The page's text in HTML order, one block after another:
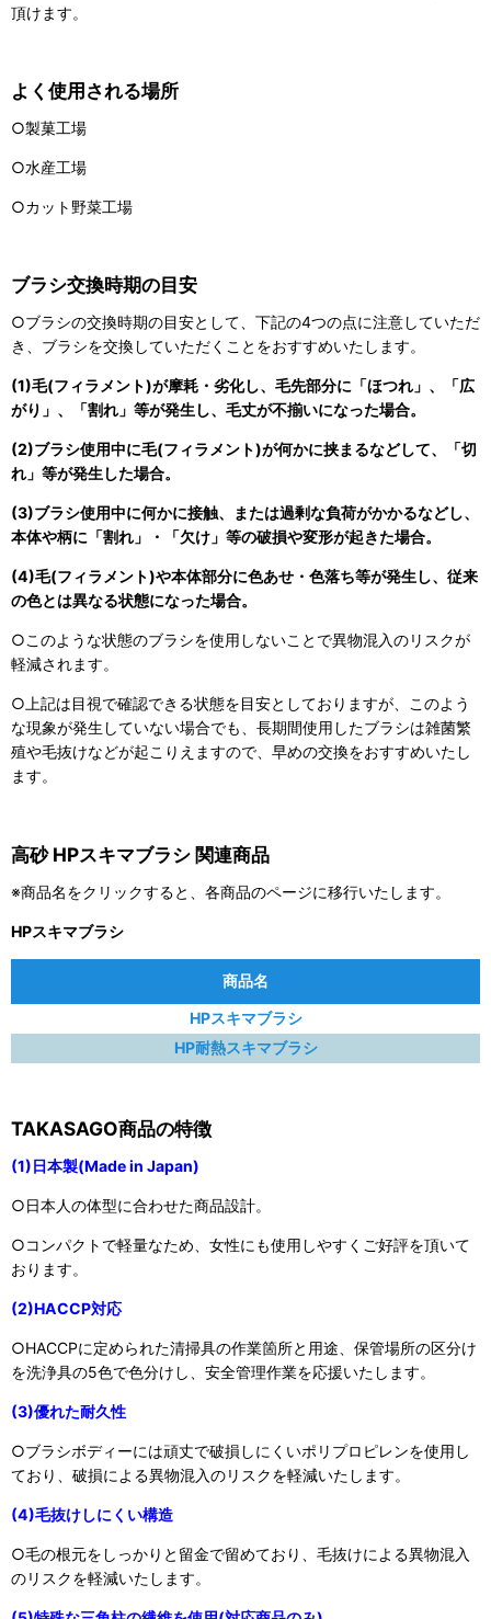
頂けます。
よく使用される場所
○製菓工場
○水産工場
○カット野菜工場
ブラシ交換時期の目安
○ブラシの交換時期の目安として、下記の4つの点に注意していただ
き、ブラシを交換していただくことをおすすめいたします。
(1)毛(フィラメント)が摩耗・劣化し、毛先部分に「ほつれ」、「広
がり」、「割れ」等が発生し、毛丈が不揃いになった場合。
(2)ブラシ使用中に毛(フィラメント)が何かに挟まるなどして、「切
れ」等が発生した場合。
(3)ブラシ使用中に何かに接触、または過剰な負荷がかかるなどし、
本体や柄に「割れ」・「欠け」等の破損や変形が起きた場合。
(4)毛(フィラメント)や本体部分に色あせ・色落ち等が発生し、従来
の色とは異なる状態になった場合。
○このような状態のブラシを使用しないことで異物混入のリスクが
軽減されます。
○上記は目視で確認できる状態を目安としておりますが、このよう
な現象が発生していない場合でも、長期間使用したブラシは雑菌繁
殖や毛抜けなどが起こりえますので、早めの交換をおすすめいたし
ます。
高砂 HPスキマブラシ 関連商品
※商品名をクリックすると、各商品のページに移行いたします。
HPスキマブラシ
商品名
HPスキマブラシ
HP耐熱スキマブラシ
TAKASAGO商品の特徴
(1)日本製(Made in Japan)
○日本人の体型に合わせた商品設計。
○コンパクトで軽量なため、女性にも使用しやすくご好評を頂いて
おります。
(2)HACCP対応
○HACCPに定められた清掃具の作業箇所と用途、保管場所の区分け
を洗浄具の5色で色分けし、安全管理作業を応援いたします。
(3)優れた耐久性
○ブラシボディーには頑丈で破損しにくいポリプロピレンを使用し
ており、破損による異物混入のリスクを軽減いたします。
(4)毛抜けしにくい構造
○毛の根元をしっかりと留金で留めており、毛抜けによる異物混入
のリスクを軽減いたします。